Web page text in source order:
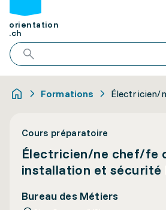
orientation
.ch
Formations Électricien/
Cours préparatoire
Électricien/ne chef/fe
installation et sécurité
Bureau des Métiers